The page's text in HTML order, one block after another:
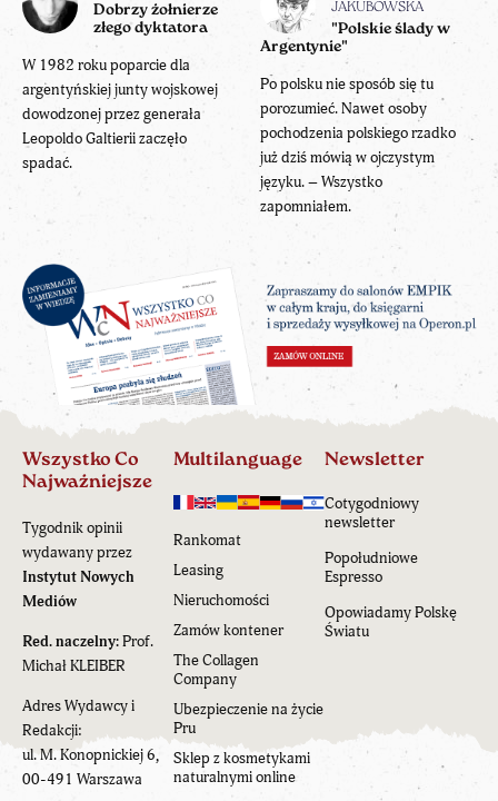
Dobrzy żołnierze
złego dyktatora
W 1982 roku poparcie dla
argentyńskiej junty wojskowej
dowodzonej przez generała
Leopoldo Galtierii zaczęło
spadać.
JAKUBOWSKA
"Polskie ślady w
Argentynie"
Po polsku nie sposób się tu
porozumieć. Nawet osoby
pochodzenia polskiego rzadko
już dziś mówią w ojczystym
języku. – Wszystko
zapomniałem.
Wszystko Co
Najważniejsze
Tygodnik opinii
wydawany przez
Instytut Nowych
Mediów
Red. naczelny:Prof.
Michał KLEIBER
Adres Wydawcy i
Redakcji:
ul. M. Konopnickiej 6,
00-491 Warszawa
Multilanguage
Rankomat
Leasing
Nieruchomości
Zamów kontener
The Collagen
Company
Ubezpieczenie na życie
Pru
Sklep z kosmetykami
naturalnymi online
Newsletter
Cotygodniowy
newsletter
Popołudniowe
Espresso
Opowiadamy Polskę
Światu